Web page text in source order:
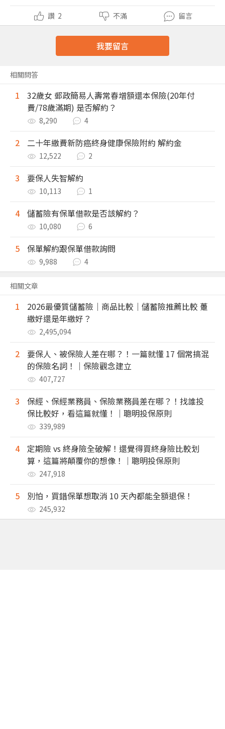
讚 2 不滿 留言
我要留言
相關問答
1
32歲女 郵政簡易人壽常春增額還本保險(20年付
費/78歲滿期) 是否解約？
8,290 4
2 二十年繳費新防癌終身健康保險附約 解約金
12,522 2
3 要保人失智解約
10,113 1
4 儲蓄險有保單借款是否該解約？
10,080 6
5 保單解約跟保單借款詢問
9,988 4
相關文章
1
2026最優質儲蓄險｜商品比較｜儲蓄險推薦比較 躉
繳好還是年繳好？
2,495,094
2
要保人、被保險人差在哪？！一篇就懂 17 個常搞混
的保險名詞！｜保險觀念建立
407,727
3
保經、保經業務員、保險業務員差在哪？！找誰投
保比較好，看這篇就懂！｜聰明投保原則
339,989
4
定期險 vs 終身險全破解！還覺得買終身險比較划
算，這篇將顛覆你的想像！｜聰明投保原則
247,918
5 別怕，買錯保單想取消 10 天內都能全額退保！
245,932